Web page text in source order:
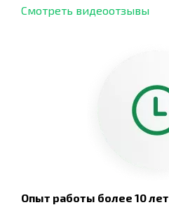
Смотреть видеоотзывы
Опыт работы более 10 лет